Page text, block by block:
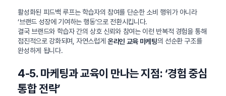
활성화된 피드백 루프는 학습자의 참여를 단순한 소비 행위가 아니라
‘브랜드 성장에 기여하는 행동’으로 전환시킵니다.
결국 브랜드와 학습자 간의 상호 신뢰와 참여는 이런 반복적 경험을 통해
점진적으로 강화되며, 자연스럽게온라인 교육 마케팅의 선순환 구조를
완성하게 됩니다.
4-5. 마케팅과 교육이 만나는 지점: ‘경험 중심
통합 전략’